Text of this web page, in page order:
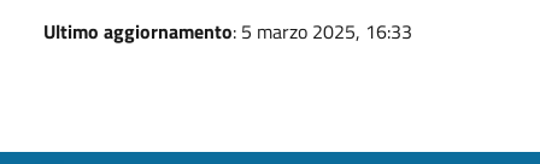
Ultimo aggiornamento: 5 marzo 2025, 16:33